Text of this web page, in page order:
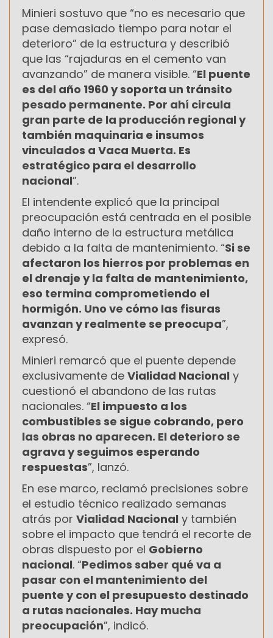
Minieri sostuvo que “no es necesario que
pase demasiado tiempo para notar el
deterioro” de la estructura y describió
que las “rajaduras en el cemento van
avanzando” de manera visible. “El puente
es del año 1960 y soporta un tránsito
pesado permanente. Por ahí circula
gran parte de la producción regional y
también maquinaria e insumos
vinculados a Vaca Muerta. Es
estratégico para el desarrollo
nacional”.
El intendente explicó que la principal
preocupación está centrada en el posible
daño interno de la estructura metálica
debido a la falta de mantenimiento. “Si se
afectaron los hierros por problemas en
el drenaje y la falta de mantenimiento,
eso termina comprometiendo el
hormigón. Uno ve cómo las fisuras
avanzan y realmente se preocupa”,
expresó.
Minieri remarcó que el puente depende
exclusivamente de Vialidad Nacional y
cuestionó el abandono de las rutas
nacionales. “El impuesto a los
combustibles se sigue cobrando, pero
las obras no aparecen. El deterioro se
agrava y seguimos esperando
respuestas”, lanzó.
En ese marco, reclamó precisiones sobre
el estudio técnico realizado semanas
atrás por Vialidad Nacional y también
sobre el impacto que tendrá el recorte de
obras dispuesto por el Gobierno
nacional. “Pedimos saber qué va a
pasar con el mantenimiento del
puente y con el presupuesto destinado
a rutas nacionales. Hay mucha
preocupación”, indicó.